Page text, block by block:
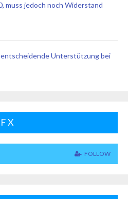
muss jedoch noch Widerstand
entscheidende Unterstützung bei
X
FOLLOW